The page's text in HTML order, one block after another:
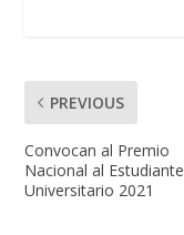
PREVIOUS
Convocan al Premio
Nacional al Estudiante
Universitario 2021